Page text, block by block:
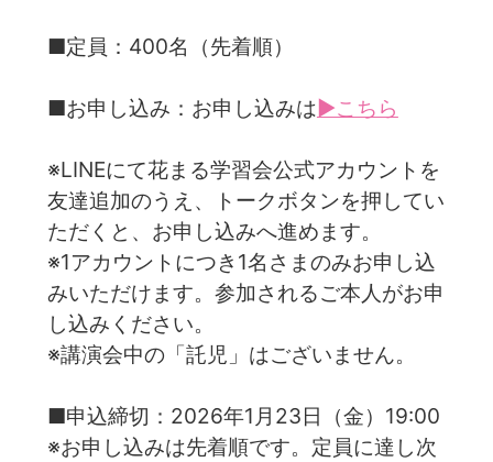
■定員：400名（先着順）
■お申し込み：お申し込みは▶こちら
※LINEにて花まる学習会公式アカウントを
友達追加のうえ、トークボタンを押してい
ただくと、お申し込みへ進めます。
※1アカウントにつき1名さまのみお申し込
みいただけます。参加されるご本人がお申
し込みください。
※講演会中の「託児」はございません。
■申込締切：2026年1月23日（金）19:00
※お申し込みは先着順です。定員に達し次